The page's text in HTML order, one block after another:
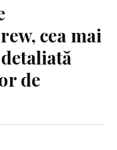
cea mai
de